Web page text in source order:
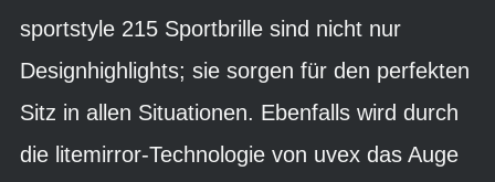
sportstyle 215 Sportbrille sind nicht nur
Designhighlights; sie sorgen für den perfekten
Sitz in allen Situationen. Ebenfalls wird durch
die litemirror-Technologie von uvex das Auge